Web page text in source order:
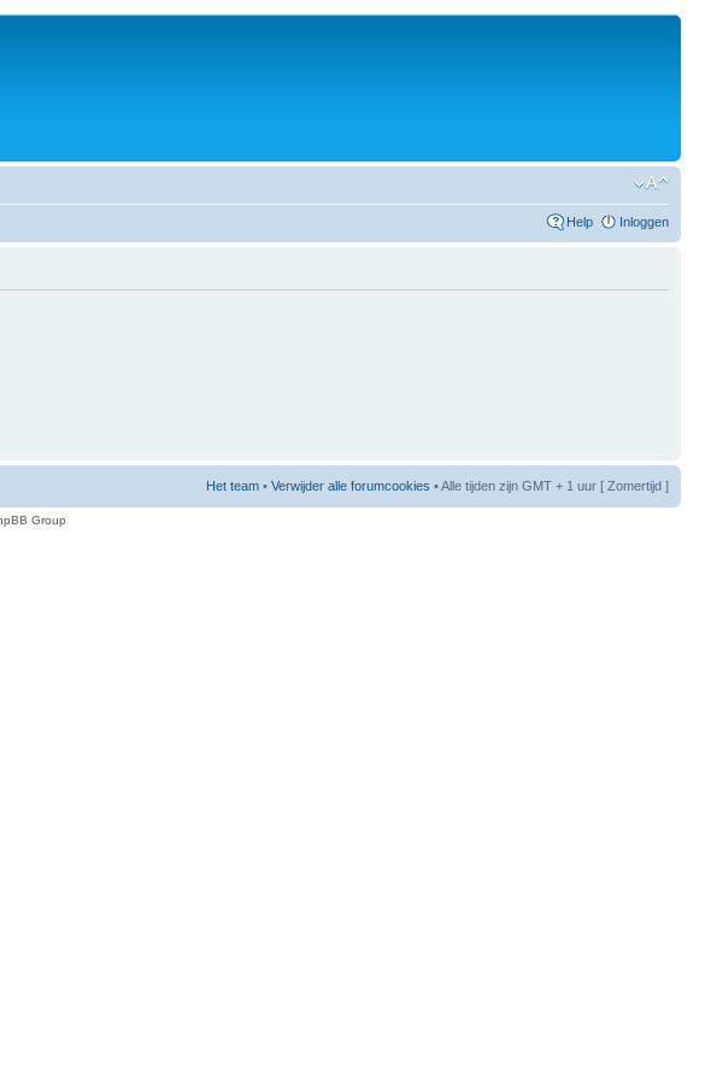
Help Inloggen
Het team • Verwijder alle forumcookies • Alle tijden zijn GMT + 1 uur [ Zomertijd ]
Group